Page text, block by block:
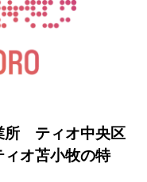
所 ティオ中央区
オ苫小牧の特